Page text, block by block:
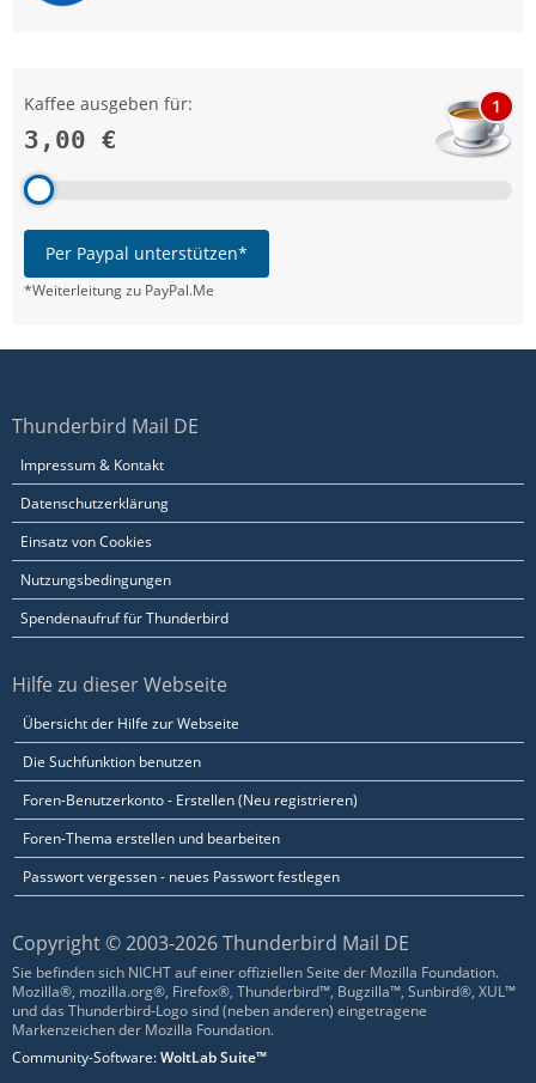
Kaffee ausgeben für:
3,00 €
1
Per Paypal unterstützen*
*Weiterleitung zu PayPal.Me
Thunderbird Mail DE
Impressum & Kontakt
Datenschutzerklärung
Einsatz von Cookies
Nutzungsbedingungen
Spendenaufruf für Thunderbird
Hilfe zu dieser Webseite
Übersicht der Hilfe zur Webseite
Die Suchfunktion benutzen
Foren-Benutzerkonto - Erstellen (Neu registrieren)
Foren-Thema erstellen und bearbeiten
Passwort vergessen - neues Passwort festlegen
Copyright © 2003-2026 Thunderbird Mail DE
Sie befinden sich NICHT auf einer offiziellen Seite der Mozilla Foundation.
Mozilla®, mozilla.org®, Firefox®, Thunderbird™, Bugzilla™, Sunbird®, XUL™
und das Thunderbird-Logo sind (neben anderen) eingetragene
Markenzeichen der Mozilla Foundation.
Community-Software:WoltLab Suite™